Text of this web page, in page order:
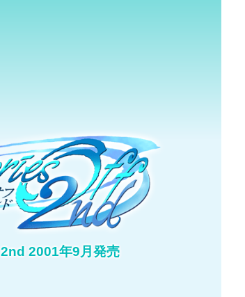
2nd 2001年9月発売